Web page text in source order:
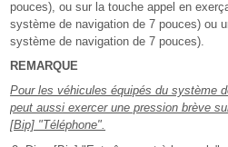
pouces), ou sur la touche appel en
système de navigation de 7 pouces) ou
système de navigation de 7 pouces).
REMARQUE
Pour les véhicules équipés du système
peut aussi exercer une pression brève
[Bip] "Téléphone".